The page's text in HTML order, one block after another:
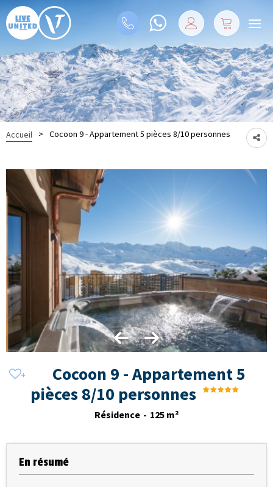
Accueil > Cocoon 9 - Appartement 5 pièces 8/10 personnes
Cocoon 9 - Appartement 5
pièces 8/10 personnes
Résidence 125 m²
En résumé